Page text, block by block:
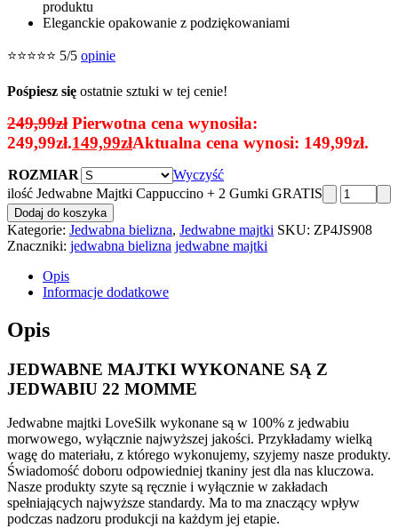
produktu
Eleganckie opakowanie z podziękowaniami
⭐⭐⭐⭐⭐ 5/5 opinie
Pośpiesz się ostatnie sztuki w tej cenie!
249,99zł Pierwotna cena wynosiła:
249,99zł.149,99złAktualna cena wynosi: 149,99zł.
ROZMIAR
Wyczyść
ilość Jedwabne Majtki Cappuccino + 2 Gumki GRATIS
Dodaj do koszyka
Kategorie: Jedwabna bielizna, Jedwabne majtki SKU: ZP4JS908
Znaczniki: jedwabna bielizna jedwabne majtki
Opis
Informacje dodatkowe
Opis
JEDWABNE MAJTKI WYKONANE SĄ Z
JEDWABIU 22 MOMME
Jedwabne majtki LoveSilk wykonane są w 100% z jedwabiu
morwowego, wyłącznie najwyższej jakości. Przykładamy wielką
wagę do materiału, z którego wykonujemy, szyjemy nasze produkty.
Świadomość doboru odpowiedniej tkaniny jest dla nas kluczowa.
Nasze produkty szyte są ręcznie i wyłącznie w zakładach
spełniających najwyższe standardy. Ma to ma znaczący wpływ
podczas nadzoru produkcji na każdym jej etapie.